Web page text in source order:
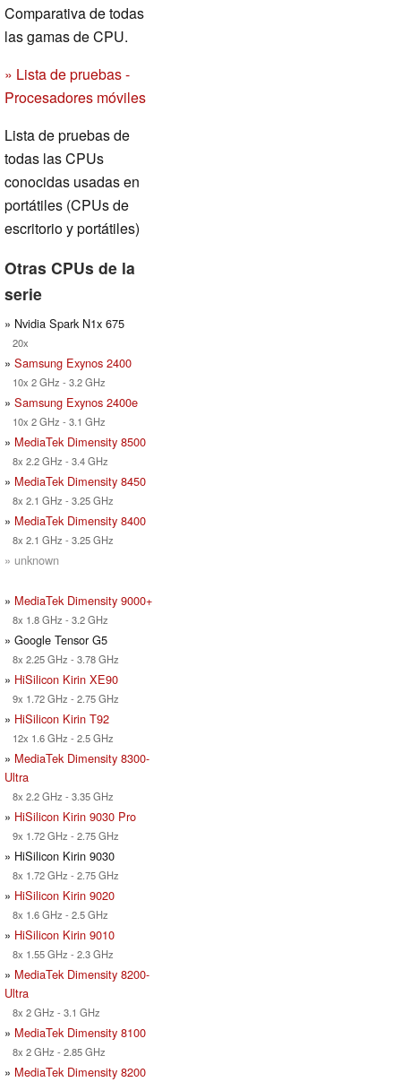
Comparativa de todas
las gamas de CPU.
» Lista de pruebas -
Procesadores móviles
Lista de pruebas de
todas las CPUs
conocidas usadas en
portátiles (CPUs de
escritorio y portátiles)
Otras CPUs de la
serie
» Nvidia Spark N1x 675
20x
» Samsung Exynos 2400
10x 2 GHz - 3.2 GHz
» Samsung Exynos 2400e
10x 2 GHz - 3.1 GHz
» MediaTek Dimensity 8500
8x 2.2 GHz - 3.4 GHz
» MediaTek Dimensity 8450
8x 2.1 GHz - 3.25 GHz
» MediaTek Dimensity 8400
8x 2.1 GHz - 3.25 GHz
» unknown
» MediaTek Dimensity 9000+
8x 1.8 GHz - 3.2 GHz
» Google Tensor G5
8x 2.25 GHz - 3.78 GHz
» HiSilicon Kirin XE90
9x 1.72 GHz - 2.75 GHz
» HiSilicon Kirin T92
12x 1.6 GHz - 2.5 GHz
» MediaTek Dimensity 8300-
Ultra
8x 2.2 GHz - 3.35 GHz
» HiSilicon Kirin 9030 Pro
9x 1.72 GHz - 2.75 GHz
» HiSilicon Kirin 9030
8x 1.72 GHz - 2.75 GHz
» HiSilicon Kirin 9020
8x 1.6 GHz - 2.5 GHz
» HiSilicon Kirin 9010
8x 1.55 GHz - 2.3 GHz
» MediaTek Dimensity 8200-
Ultra
8x 2 GHz - 3.1 GHz
» MediaTek Dimensity 8100
8x 2 GHz - 2.85 GHz
» MediaTek Dimensity 8200